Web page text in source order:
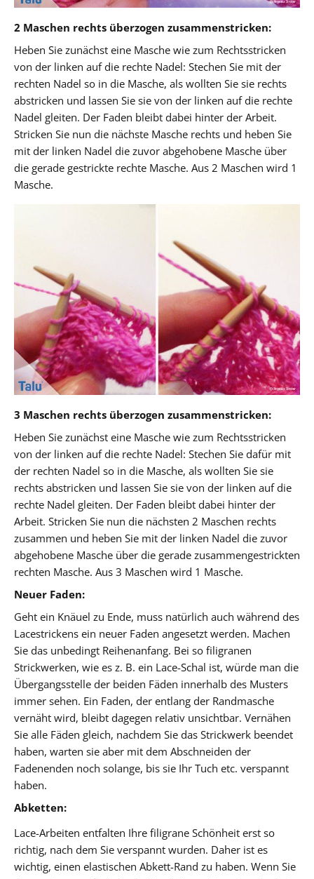
2 Maschen rechts überzogen zusammenstricken:
Heben Sie zunächst eine Masche wie zum Rechtsstricken
von der linken auf die rechte Nadel: Stechen Sie mit der
rechten Nadel so in die Masche, als wollten Sie sie rechts
abstricken und lassen Sie sie von der linken auf die rechte
Nadel gleiten. Der Faden bleibt dabei hinter der Arbeit.
Stricken Sie nun die nächste Masche rechts und heben Sie
mit der linken Nadel die zuvor abgehobene Masche über
die gerade gestrickte rechte Masche. Aus 2 Maschen wird 1
Masche.
3 Maschen rechts überzogen zusammenstricken:
Heben Sie zunächst eine Masche wie zum Rechtsstricken
von der linken auf die rechte Nadel: Stechen Sie dafür mit
der rechten Nadel so in die Masche, als wollten Sie sie
rechts abstricken und lassen Sie sie von der linken auf die
rechte Nadel gleiten. Der Faden bleibt dabei hinter der
Arbeit. Stricken Sie nun die nächsten 2 Maschen rechts
zusammen und heben Sie mit der linken Nadel die zuvor
abgehobene Masche über die gerade zusammengestrickten
rechten Masche. Aus 3 Maschen wird 1 Masche.
Neuer Faden:
Geht ein Knäuel zu Ende, muss natürlich auch während des
Lacestrickens ein neuer Faden angesetzt werden. Machen
Sie das unbedingt Reihenanfang. Bei so filigranen
Strickwerken, wie es z. B. ein Lace-Schal ist, würde man die
Übergangsstelle der beiden Fäden innerhalb des Musters
immer sehen. Ein Faden, der entlang der Randmasche
vernäht wird, bleibt dagegen relativ unsichtbar. Vernähen
Sie alle Fäden gleich, nachdem Sie das Strickwerk beendet
haben, warten sie aber mit dem Abschneiden der
Fadenenden noch solange, bis sie Ihr Tuch etc. verspannt
haben.
Abketten:
Lace-Arbeiten entfalten Ihre filigrane Schönheit erst so
richtig, nach dem Sie verspannt wurden. Daher ist es
wichtig, einen elastischen Abkett-Rand zu haben. Wenn Sie